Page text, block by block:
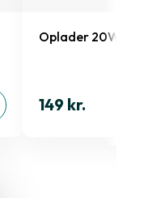
Oplader 20W
149 kr.